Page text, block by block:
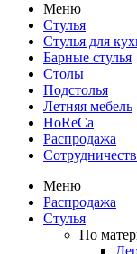
Меню
Стулья
Стулья для
Барные стулья
Столы
Подстолья
Летняя мебель
HoReCa
Распродажа
Меню
Распродажа
Стулья
По